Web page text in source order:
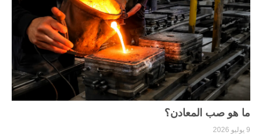
ما هو صب المعادن؟
9 يوليو 2026